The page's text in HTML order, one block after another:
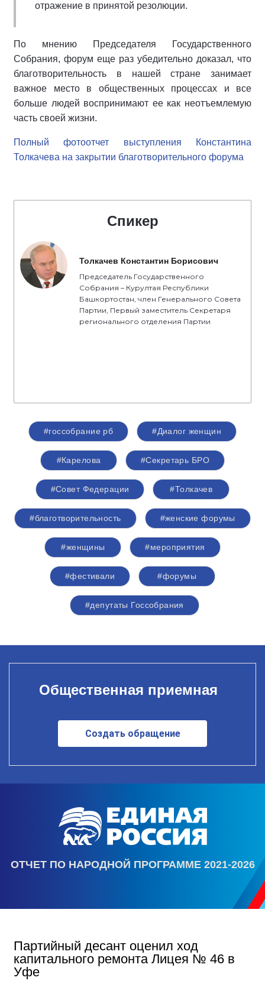
отражение в принятой резолюции.
По мнению Председателя Государственного
Собрания, форум еще раз убедительно доказал, что
благотворительность в нашей стране занимает
важное место в общественных процессах и все
больше людей воспринимают ее как неотъемлемую
часть своей жизни.
Полный фотоотчет выступления Константина
Толкачева на закрытии благотворительного форума
Спикер
Толкачев Константин Борисович
Председатель Государственного
Собрания – Курултая Республики
Башкортостан, член Генерального Совета
Партии, Первый заместитель Секретаря
регионального отделения Партии
#госсобрание рб #Диалог женщин
#Карелова #Секретарь БРО
#Совет Федерации #Толкачев
#благотворительность #женские форумы
#женщины #мероприятия
#фестивали #форумы
#депутаты Госсобрания
Общественная приемная
Создать обращение
ОТЧЕТ ПО НАРОДНОЙ ПРОГРАММЕ 2021-2026
Партийный десант оценил ход
капитального ремонта Лицея № 46 в
Уфе